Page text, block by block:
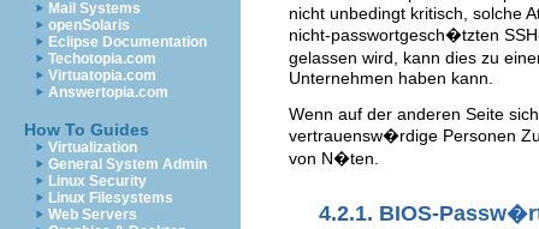
Mail Systems
openSolaris
Eclipse Documentation
Techotopia.com
Virtuatopia.com
Answertopia.com
How To Guides
Virtualization
General System Admin
Linux Security
Linux Filesystems
Web Servers
nicht unbedingt kritisch, solche
nicht-passwortgesch�tzten
gelassen wird, kann dies zu
Unternehmen haben kann.
Wenn auf der anderen Seite
vertrauensw�rdige Personen
von N�ten.
4.2.1. BIOS-